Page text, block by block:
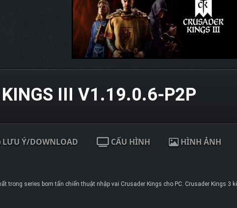
KINGS III V1.19.0.6-P2P
LƯU Ý/DOWNLOAD CẤU HÌNH HÌNH ẢNH
trong series bom tấn chiến thuật nhập vai Crusader Kings cho PC. Crusader Kings